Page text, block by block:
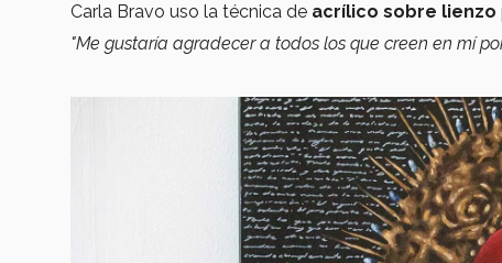
Carla Bravo uso la técnica de acrílico sobre lienzo
"Me gustaría agradecer a todos los que creen en mí